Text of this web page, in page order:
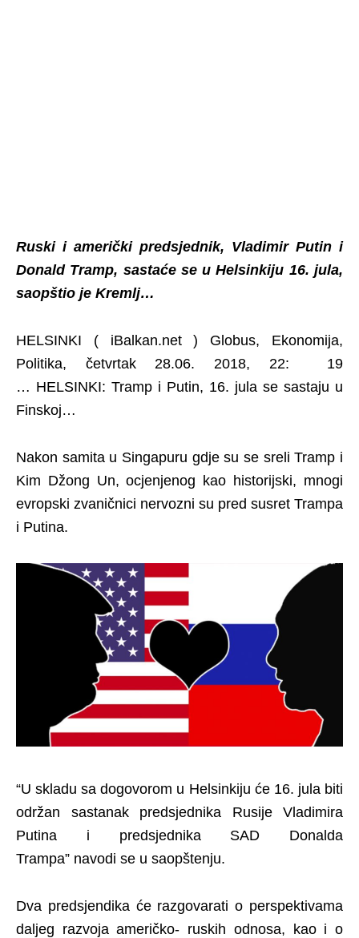
Ruski i američki predsjednik, Vladimir Putin i
Donald Tramp, sastaće se u Helsinkiju 16. jula,
saopštio je Kremlj…
HELSINKI ( iBalkan.net ) Globus, Ekonomija,
Politika, četvrtak 28.06. 2018, 22: 19
… HELSINKI: Tramp i Putin, 16. jula se sastaju u
Finskoj…
Nakon samita u Singapuru gdje su se sreli Tramp i
Kim Džong Un, ocjenjenog kao historijski, mnogi
evropski zvaničnici nervozni su pred susret Trampa
i Putina.
“U skladu sa dogovorom u Helsinkiju će 16. jula biti
održan sastanak predsjednika Rusije Vladimira
Putina i predsjednika SAD Donalda
Trampa” navodi se u saopštenju.
Dva predsjendika će razgovarati o perspektivama
daljeg razvoja američko- ruskih odnosa, kao i o